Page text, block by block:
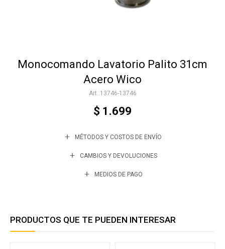
Monocomando Lavatorio Palito 31cm
Acero Wico
13746-13746
$ 1.699
MÉTODOS Y COSTOS DE ENVÍO
CAMBIOS Y DEVOLUCIONES
MEDIOS DE PAGO
PRODUCTOS QUE TE PUEDEN INTERESAR
Varios
Trabaja con nosotros